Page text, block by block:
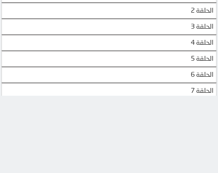
الحلقة 2
الحلقة 3
الحلقة 4
الحلقة 5
الحلقة 6
الحلقة 7